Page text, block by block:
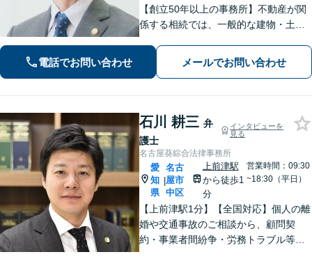
【創立50年以上の事務所】不動産が関
係する相続では、一般的な建物・土地
「IT法務部によるチームでの問題解
決」ITに関する深い知見を活かして技
電話でお問い合わせ メールでお問い合わせ
石川 耕三 弁
護士
インタビューを
見る
名古屋葵綜合法律事務所
愛
知
県
|
名古
屋市
中区
上前津駅
から徒歩1
分
営業時間：09:30
~18:30（平日）
【上前津駅1分】【全国対応】個人の離
婚や交通事故のご相談から、顧問契
約・事業者間紛争・労務トラブル等ま